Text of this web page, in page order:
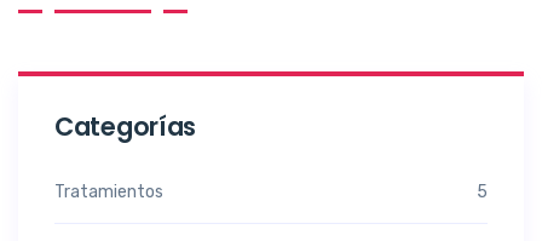
Categorías
Tratamientos 5